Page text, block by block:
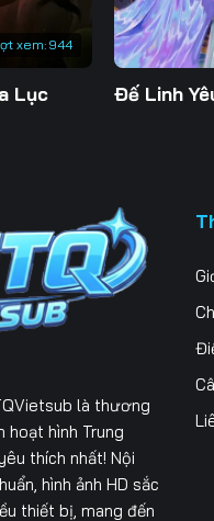
xem:944
Lục
là thương
hoạt hình Trung
thích nhất! Nội
hình ảnh HD sắc
thiết bị, mang đến